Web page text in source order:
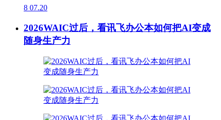
8 07.20
2026WAIC过后，看讯飞办公本如何把AI变成
随身生产力